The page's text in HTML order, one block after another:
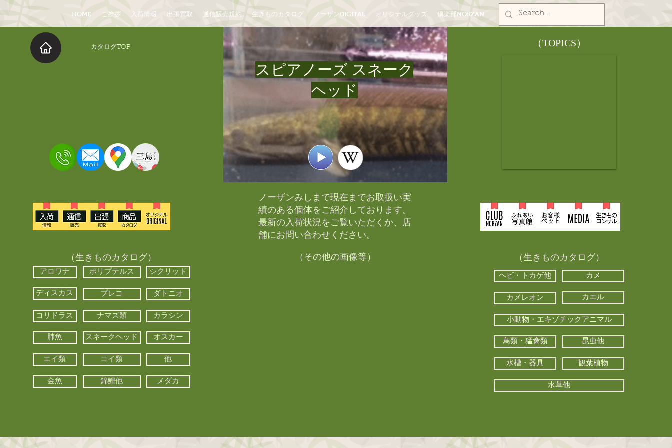
HOME ご挨拶 入荷情報 出張買取 通信販売規約 生きものカタログ ノーザンDIGITAL オリジナルグッズ 倶楽部NORZAN
​カタログTOP
スピアノーズ スネーク
ヘッド
​（TOPICS）
（生きものカタログ）
アロワナ ポリプテルス シクリッド
ディスカス プレコ ダトニオ
コリドラス ナマズ類 カラシン
肺魚 スネークヘッド オスカー
エイ類 コイ類 他
金魚 錦鯉他 メダカ
ノーザンみしまで現在までお取扱い実
績のある個体をご紹介しております。​
最新の入荷状況をご覧いただくか、店
舗にお問い合わせください。​
（その他の画像等） （生きものカタログ）
ヘビ・トカゲ他 カメ
カメレオン カエル
小動物・エキゾチックアニマル
鳥類・猛禽類 昆虫他
水槽・器具 観葉植物
水草他